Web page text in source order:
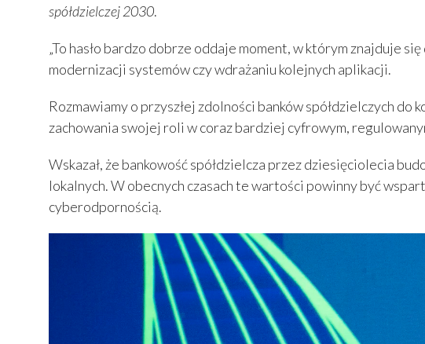
spółdzielczej 2030.
„To hasło bardzo dobrze oddaje moment, w którym znajduje
modernizacji systemów czy wdrażaniu kolejnych aplikacji.
Rozmawiamy o przyszłej zdolności banków spółdzielczych
zachowania swojej roli w coraz bardziej cyfrowym,
Wskazał, że bankowość spółdzielcza przez dziesięciolecia
lokalnych. W obecnych czasach te wartości powinny być
cyberodpornością.